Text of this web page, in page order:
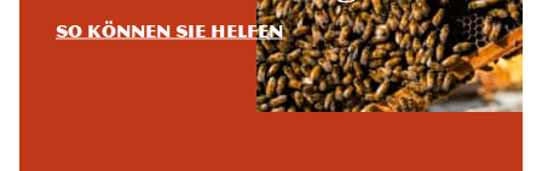
So können Sie helfen